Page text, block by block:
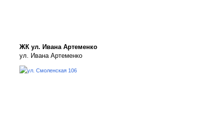
ЖК ул. Ивана Артеменко
ул. Ивана Артеменко